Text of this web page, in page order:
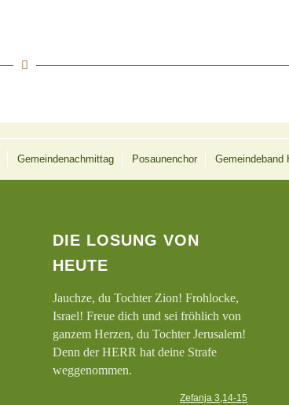
Gemeindenachmittag Posaunenchor Gemeindeband
DIE LOSUNG VON
HEUTE
Jauchze, du Tochter Zion! Frohlocke,
Israel! Freue dich und sei fröhlich von
ganzem Herzen, du Tochter Jerusalem!
Denn der HERR hat deine Strafe
weggenommen.
Zefanja 3,14-15